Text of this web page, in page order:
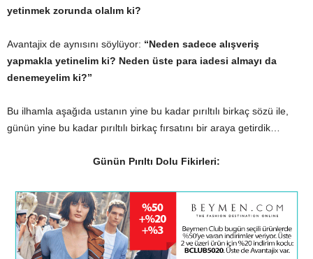
yetinmek zorunda olalım ki?
Avantajix de aynısını söylüyor: “Neden sadece alışveriş
yapmakla yetinelim ki? Neden üste para iadesi almayı da
denemeyelim ki?”
Bu ilhamla aşağıda ustanın yine bu kadar pırıltılı birkaç sözü ile,
günün yine bu kadar pırıltılı birkaç fırsatını bir araya getirdik…
Günün Pırıltı Dolu Fikirleri: